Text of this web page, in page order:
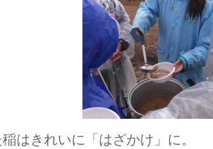
はきれいに「はざかけ」に。